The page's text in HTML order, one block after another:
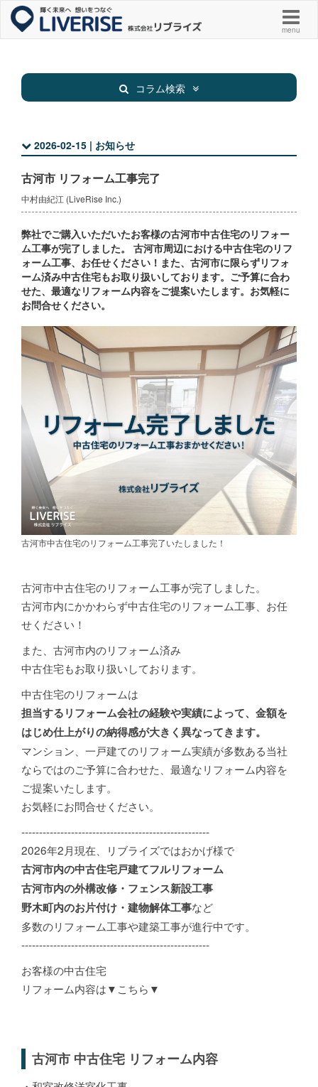
menu
コラム検索
2026-02-15 | お知らせ
古河市 リフォーム工事完了
中村由紀江 (LiveRise Inc.)
弊社でご購入いただいたお客様の古河市中古住宅のリフォー
ム工事が完了しました。 古河市周辺における中古住宅のリフ
ォーム工事、お任せください！また、古河市に限らずリフォ
ーム済み中古住宅もお取り扱いしております。ご予算に合わ
せた、最適なリフォーム内容をご提案いたします。お気軽に
お問合せください。
古河市中古住宅のリフォーム工事完了いたしました！
古河市中古住宅のリフォーム工事が完了しました。
古河市内にかかわらず中古住宅のリフォーム工事、お任
せください！
また、古河市内のリフォーム済み
中古住宅もお取り扱いしております。
中古住宅のリフォームは
担当するリフォーム会社の経験や実績によって、金額を
はじめ仕上がりの納得感が大きく異なってきます。
マンション、一戸建てのリフォーム実績が多数ある当社
ならではのご予算に合わせた、最適なリフォーム内容を
ご提案いたします。
お気軽にお問合せください。
-----------------------------------------------------
2026年2月現在、リブライズではおかげ様で
古河市内の中古住宅戸建てフルリフォーム
古河市内の外構改修・フェンス新設工事
野木町内のお片付け・建物解体工事など
多数のリフォーム工事や建築工事が進行中です。
-----------------------------------------------------
お客様の中古住宅
リフォーム内容は▼こちら▼
古河市 中古住宅 リフォーム内容